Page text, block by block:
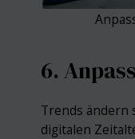
6.
Trends ändern
digitalen